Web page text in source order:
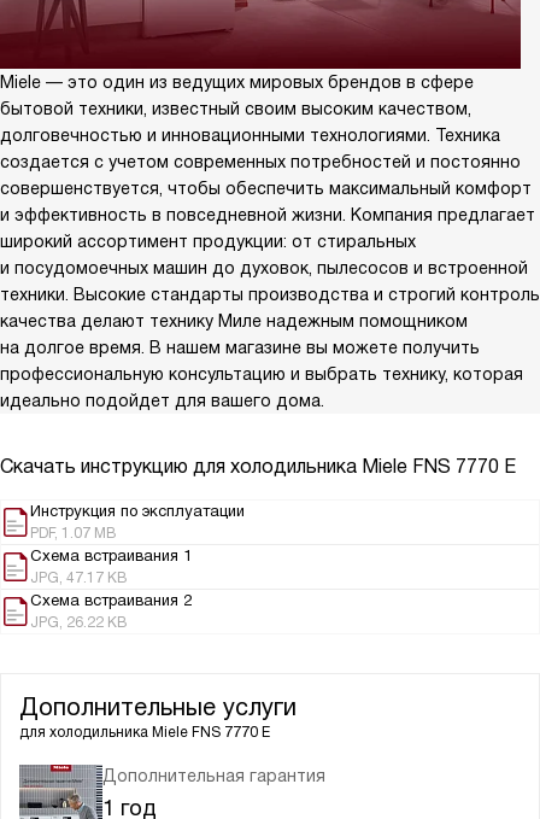
Miele — это один из ведущих мировых брендов в сфере
бытовой техники, известный своим высоким качеством,
долговечностью и инновационными технологиями. Техника
создается с учетом современных потребностей и постоянно
совершенствуется, чтобы обеспечить максимальный комфорт
и эффективность в повседневной жизни. Компания предлагает
широкий ассортимент продукции: от стиральных
и посудомоечных машин до духовок, пылесосов и встроенной
техники. Высокие стандарты производства и строгий контроль
качества делают технику Миле надежным помощником
на долгое время. В нашем магазине вы можете получить
профессиональную консультацию и выбрать технику, которая
идеально подойдет для вашего дома.
Скачать инструкцию для холодильника Miele FNS 7770 E
Инструкция по эксплуатации
PDF, 1.07 MB
Схема встраивания 1
JPG, 47.17 KB
Схема встраивания 2
JPG, 26.22 KB
Дополнительные услуги
для холодильника Miele FNS 7770 E
Дополнительная гарантия
1 год